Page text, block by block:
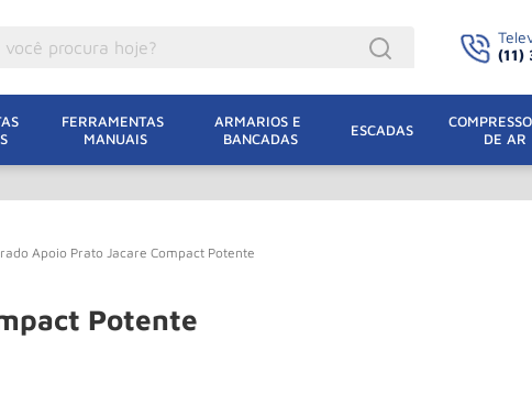
(11)
FERRAMENTAS
MANUAIS
ARMARIOS E
BANCADAS
ESCADAS
DE AR
Apoio Prato Jacare Compact Potente
Potente
Eletrica